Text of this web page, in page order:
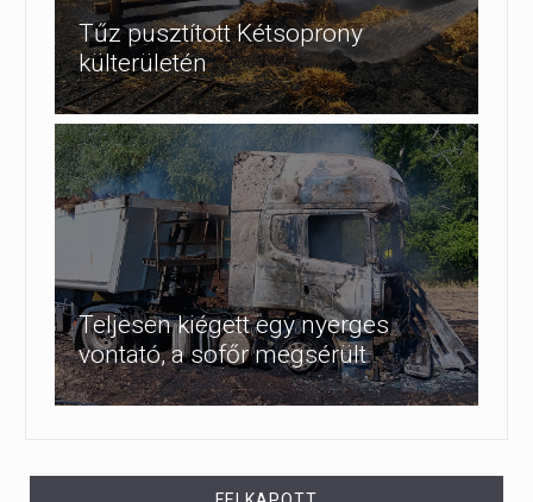
Tűz pusztított Kétsoprony
külterületén
Teljesen kiégett egy nyerges
vontató, a sofőr megsérült